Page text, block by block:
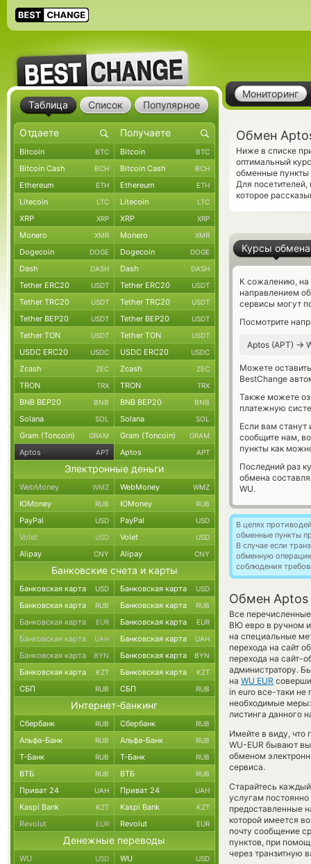
Мониторинг
Обмен
Ниже в списке
оптимальный
обменные пункты
Для
которое
Курсы обмена
К сожалению, на
направлением
сервисы могут
Посмотрите
Aptos (APT) →
Можете
BestChange
Также можете
платежную
Если вам
сообщите нам,
пункты как
Последний раз
обмена
WU.
В целях
обменные пункты
В случае если
обменную
соблюдения
Обмен Aptos
Все
ВЮ евро в ручном
на специальные
перехода на сайт
перехода на сайт-
администратору.
на WU EUR
in euro все-таки не
необходимые
листинга данного
Имейте в виду, что
WU-EUR бывают
обменом
сервиса.
Старайтесь
услугам
предоставленные
которой имеется
почту сообщение
пунктов, при
через транзитную
Таблица Список Популярное
Bitcoin BTC Bitcoin BTC
Bitcoin Cash BCH Bitcoin Cash BCH
Ethereum ETH Ethereum ETH
Litecoin LTC Litecoin LTC
XRP XRP XRP XRP
Monero XMR Monero XMR
Dogecoin DOGE Dogecoin DOGE
Dash DASH Dash DASH
Tether ERC20 USDT Tether ERC20 USDT
Tether TRC20 USDT Tether TRC20 USDT
Tether BEP20 USDT Tether BEP20 USDT
Tether TON USDT Tether TON USDT
USDC ERC20 USDC USDC ERC20 USDC
Zcash ZEC Zcash ZEC
TRON TRX TRON TRX
BNB BEP20 BNB BNB BEP20 BNB
Solana SOL Solana SOL
Gram (Toncoin) GRAM Gram (Toncoin) GRAM
Aptos APT Aptos APT
Электронные деньги
WebMoney WMZ WebMoney WMZ
ЮMoney RUB ЮMoney RUB
PayPal USD PayPal USD
Volet USD Volet USD
Alipay CNY Alipay CNY
Банковские счета и карты
Банковская карта USD Банковская карта USD
Банковская карта RUB Банковская карта RUB
Банковская карта EUR Банковская карта EUR
Банковская карта UAH Банковская карта UAH
Банковская карта BYN Банковская карта BYN
Банковская карта KZT Банковская карта KZT
СБП RUB СБП RUB
Интернет-банкинг
Сбербанк RUB Сбербанк RUB
Альфа-Банк RUB Альфа-Банк RUB
Т-Банк RUB Т-Банк RUB
ВТБ RUB ВТБ RUB
Приват 24 UAH Приват 24 UAH
Kaspi Bank KZT Kaspi Bank KZT
Revolut EUR Revolut EUR
Денежные переводы
WU USD WU USD